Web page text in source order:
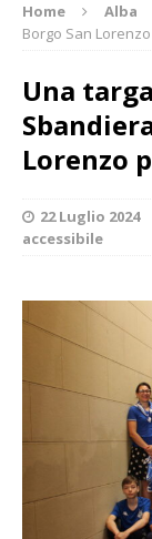
Home Alba
Borgo San
Una
Lorenzo
22 Luglio 2024
accessibile